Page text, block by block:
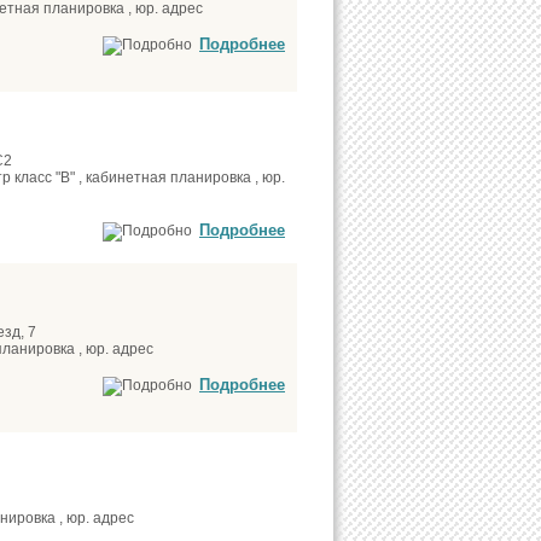
планировка , юр. адрес
Подробнее
класс "В" , кабинетная планировка , юр.
Подробнее
7
, юр. адрес
Подробнее
, юр. адрес